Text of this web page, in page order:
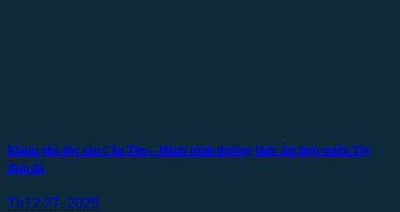
Khám phá đặc sản Cần Thơ – Hành trình thưởng thức ẩm thực miền Tây
đậm đà
Th12 27, 2025